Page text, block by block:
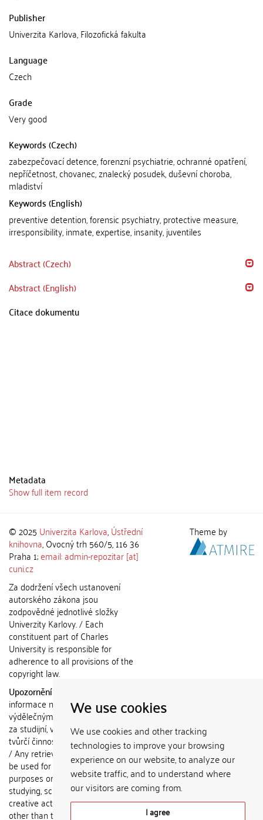
We use cookies
We use cookies and other tracking
technologies to improve your browsing
experience on our website, to analyze our
website traffic, and to understand where
our visitors are coming from.
I agree
Publisher
Univerzita Karlova, Filozofická fakulta
Language
Czech
Grade
Very good
Keywords (Czech)
zabezpečovací detence, forenzní psychiatrie, ochranné opatření,
nepříčetnost, chovanec, znalecký posudek, duševní choroba,
mladiství
Keywords (English)
preventive detention, forensic psychiatry, protective measure,
irresponsibility, inmate, expertise, insanity, juventiles
Abstract (Czech)
Abstract (English)
Citace dokumentu
Metadata
Show full item record
© 2025 Univerzita Karlova,Ústřední
knihovna, Ovocný trh 560/5, 116 36
Praha 1;email: admin-repozitar [at]
cuni.cz
Za dodržení všech ustanovení
autorského zákona jsou
zodpovědné jednotlivé složky
Univerzity Karlovy. / Each
constituent part of Charles
University is responsible for
adherence to all provisions of the
copyright law.
Upozornění / Notice:
informace nemohou být použity k
výdělečným účelům nebo vydávány
za studijní, vědeckou nebo jinou
tvůrčí činnost jiné osoby než autora.
/ Any retrieved information shall not
be used for any commercial
purposes or claimed as results of
studying, scientific or any other
creative activities of any person
other than the author.
Theme by